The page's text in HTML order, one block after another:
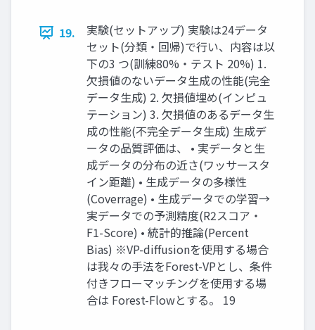
19.
実験(セットアップ) 実験は24データ
セット(分類・回帰)で⾏い、内容は以
下の3 つ(訓練80%・テスト 20%) 1.
⽋損値のないデータ⽣成の性能(完全
データ⽣成) 2. ⽋損値埋め(インピュ
テーション) 3. ⽋損値のあるデータ⽣
成の性能(不完全データ⽣成) ⽣成デ
ータの品質評価は、 • 実データと⽣
成データの分布の近さ(ワッサースタ
イン距離) • ⽣成データの多様性
(Coverrage) • ⽣成データでの学習→
実データでの予測精度(R2スコア・
F1-Score) • 統計的推論(Percent
Bias) ※VP-diffusionを使⽤する場合
は我々の⼿法をForest-VPとし、条件
付きフローマッチングを使⽤する場
合は Forest-Flowとする。 19